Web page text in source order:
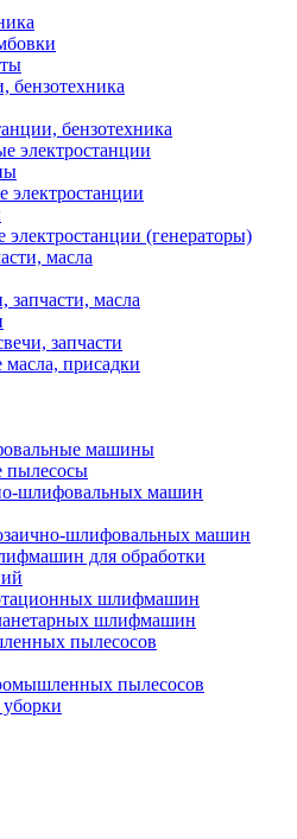
бензотехника
бензотехника
электростанции
электростанции
электростанции (генераторы)
масла
запчасти, масла
запчасти
присадки
машины
шлифовальных машин
шлифовальных машин
для обработки
шлифмашин
шлифмашин
пылесосов
пылесосов